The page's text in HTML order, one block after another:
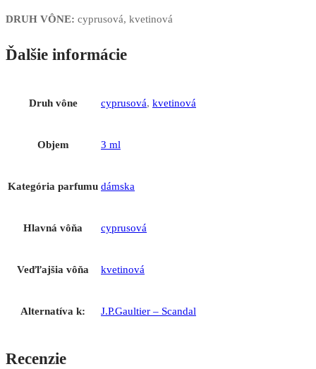
DRUH VÔNE: cyprusová, kvetinová
Ďalšie informácie
Druh vône cyprusová, kvetinová
Objem 3 ml
Kategória parfumu dámska
Hlavná vôňa cyprusová
Veďľajšia vôňa kvetinová
Alternatíva k: J.P.Gaultier – Scandal
Recenzie